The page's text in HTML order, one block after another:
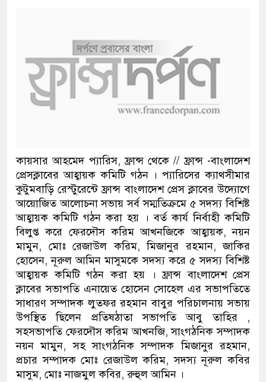
কায়সার আহমেদ প্যারিস, ফ্রান্স থেকে // ফ্রান্স -বাংলাদেশ
প্রেসক্লাবের আহ্বায়ক কমিটি গঠন । প্যারিসের ক্যাথসীমার
কুটুমবাড়ি রেস্টুরেন্টে ফ্রান্স বাংলাদেশ প্রেস ক্লাবের উদ্যোগে
আয়োজিত আলোচনা সভায় সর্ব সম্মতিক্রমে ৫ সদস্য বিশিষ্ট
আহ্বায়ক কমিটি গঠন করা হয় । বর্ত কার্য নির্বাহী কমিটি
বিলুপ্ত করে ফেরদৌস করিম আখনজিকে আহ্বায়ক, নয়ন
মামুন, মোঃ রেজাউল করিম, মিজানুর রহমান, জাকির
হোসেন, নূরুল আমিন মাসুমকে সদস্য করে ৫ সদস্য বিশিষ্ট
আহ্বায়ক কমিটি গঠন করা হয় । ফ্রান্স বাংলাদেশ প্রেস
ক্লাবের সভাপতি এনায়েত হোসেন সোহেল এর সভাপতিতে
সাধারণ সম্পাদক লুতফর রহমান বাবুর পরিচালনায় সভায়
উপস্থিত ছিলেন প্রতিষঠাতা সভাপতি আবু তাহির ,
সহসভাপতি ফেরদৌস করিম আখনজি, সাংগঠনিক সম্পাদক
নয়ন মামুন, সহ সাংগঠনিক সম্পাদক মিজানুর রহমান,
প্রচার সম্পাদক মোঃ রেজাউল করিম, সদস্য নূরুল কবির
মাসুম, মোঃ নাজমুল কবির, রুহুল আমিন ।